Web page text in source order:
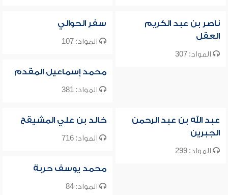
ناصر بن عبد الكريم
العقل
المواد: 307
سفر الحوالي
المواد: 107
محمد إسماعيل المقدم
المواد: 381
عبد الله بن عبد الرحمن
الجبرين
المواد: 299
خالد بن علي المشيقح
المواد: 716
محمد يوسف حربة
المواد: 84